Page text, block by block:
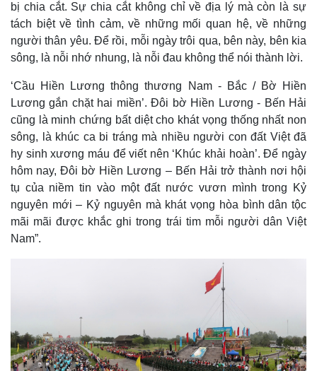
Kinh tế
Bất động sản
Khởi nghiệp
Thị trường
Giá vàng
Tiêu dùng
Chứng khoán
Giá cà phê
bị chia cắt. Sự chia cắt không chỉ về địa lý mà còn là sự
tách biệt về tình cảm, về những mối quan hệ, về những
người thân yêu. Để rồi, mỗi ngày trôi qua, bên này, bên kia
sông, là nỗi nhớ nhung, là nỗi đau không thể nói thành lời.
‘Cầu Hiền Lương thông thương Nam - Bắc / Bờ Hiền
Lương gắn chặt hai miền’. Đôi bờ Hiền Lương - Bến Hải
cũng là minh chứng bất diệt cho khát vọng thống nhất non
sông, là khúc ca bi tráng mà nhiều người con đất Việt đã
hy sinh xương máu để viết nên ‘Khúc khải hoàn’. Để ngày
hôm nay, Đôi bờ Hiền Lương – Bến Hải trở thành nơi hội
tụ của niềm tin vào một đất nước vươn mình trong Kỷ
nguyên mới – Kỷ nguyên mà khát vọng hòa bình dân tộc
mãi mãi được khắc ghi trong trái tim mỗi người dân Việt
Nam”.